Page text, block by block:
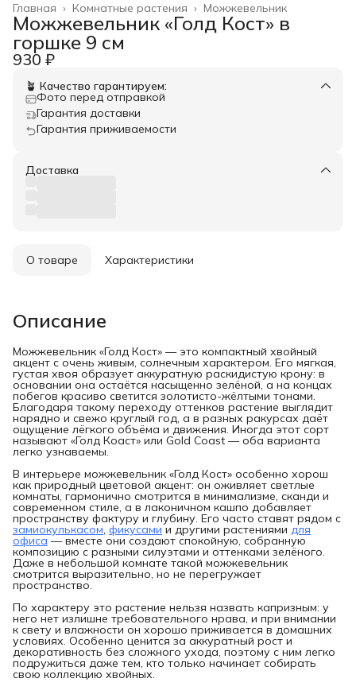
Можжевельник
Комнатные растения ›
Главная ›
Можжевельник «Голд Кост» в
горшке 9 см
930 ₽
🪴 Качество гарантируем:
Фото перед отправкой
Гарантия доставки
Гарантия приживаемости
Доставка
О товаре Характеристики
Описание
Можжевельник «Голд Кост» — это компактный хвойный
акцент с очень живым, солнечным характером. Его мягкая,
густая хвоя образует аккуратную раскидистую крону: в
основании она остаётся насыщенно зелёной, а на концах
побегов красиво светится золотисто-жёлтыми тонами.
Благодаря такому переходу оттенков растение выглядит
нарядно и свежо круглый год, а в разных ракурсах даёт
ощущение лёгкого объёма и движения. Иногда этот сорт
называют «Голд Коаст» или Gold Coast — оба варианта
легко узнаваемы.
В интерьере можжевельник «Голд Кост» особенно хорош
как природный цветовой акцент: он оживляет светлые
комнаты, гармонично смотрится в минимализме, сканди и
современном стиле, а в лаконичном кашпо добавляет
пространству фактуру и глубину. Его часто ставят рядом с
замиокулькасом, фикусамии другими растениями для
офиса — вместе они создают спокойную, собранную
композицию с разными силуэтами и оттенками зелёного.
Даже в небольшой комнате такой можжевельник
смотрится выразительно, но не перегружает
пространство.
По характеру это растение нельзя назвать капризным: у
него нет излишне требовательного нрава, и при внимании
к свету и влажности он хорошо приживается в домашних
условиях. Особенно ценится за аккуратный рост и
декоративность без сложного ухода, поэтому с ним легко
подружиться даже тем, кто только начинает собирать
свою коллекцию хвойных.